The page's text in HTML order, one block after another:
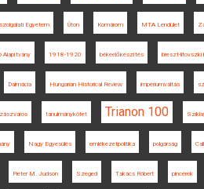
Egyetem Úton Komárom MTA Lendület
Alapítvány 1918-1920 békeelőkészítés breszt-litovszki
Dalmácia Hungarian Historical Review impériumváltás
tanulmánykötet Trianon 100
Nagy Egyesülés emlékezetpolitika polgárság
Pieter M. Judson Szeged Takács Róbert pincérek